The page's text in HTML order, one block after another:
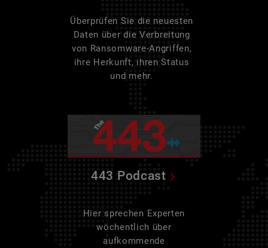
Überprüfen Sie die neuesten
Daten über die Verbreitung
von Ransomware-Angriffen,
ihre Herkunft, ihren Status
und mehr.
443 Podcast
Hier sprechen Experten
wöchentlich über
aufkommende